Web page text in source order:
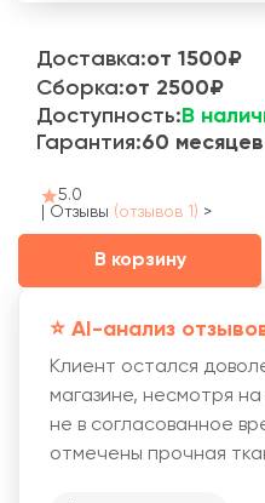
Доставка:от 1500₽
Сборка:от 2500₽
Доступность: В
Гарантия:60 месяцев
5.0
Отзывы (отзывов 1) >
В корзину
⭐️ AI-анализ
Клиент остался
магазине, несмотря
не в согласованное
отмечены прочная